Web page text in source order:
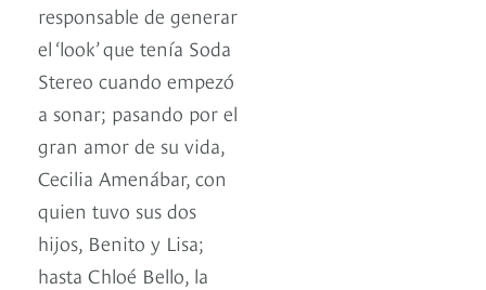
responsable de generar
el ‘look’ que tenía Soda
Stereo cuando empezó
a sonar; pasando por el
gran amor de su vida,
Cecilia Amenábar, con
quien tuvo sus dos
hijos, Benito y Lisa;
hasta Chloé Bello, la